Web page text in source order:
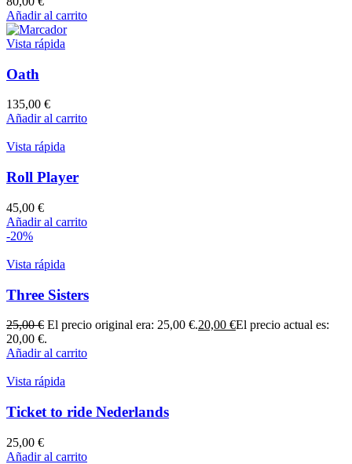
Añadir al carrito
Vista rápida
Oath
135,00 €
Añadir al carrito
Vista rápida
Roll Player
45,00 €
Añadir al carrito
-20%
Vista rápida
Three Sisters
25,00€ El precio original era: 25,00 €.20,00 €El precio actual es:
20,00 €.
Añadir al carrito
Vista rápida
Ticket to ride Nederlands
25,00 €
Añadir al carrito